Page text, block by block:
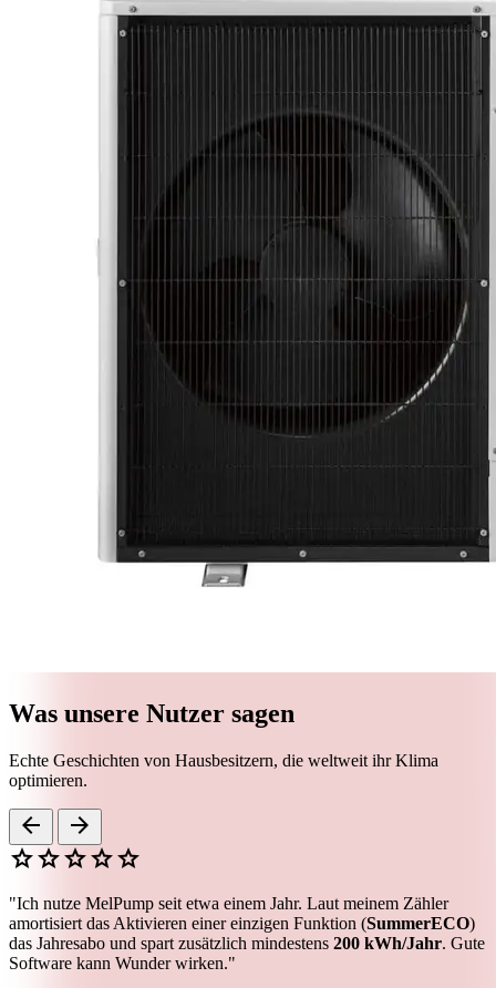
Was unsere Nutzer sagen
Echte Geschichten von Hausbesitzern, die weltweit ihr Klima
optimieren.
arrow_back
arrow_forward
starstarstarstarstar
"Ich nutze MelPump seit etwa einem Jahr. Laut meinem Zähler
amortisiert das Aktivieren einer einzigen Funktion (SummerECO)
das Jahresabo und spart zusätzlich mindestens 200 kWh/Jahr. Gute
Software kann Wunder wirken."